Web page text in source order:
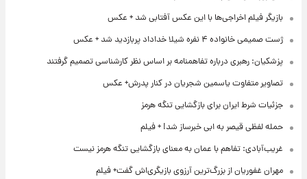
بازیگر فیلم اخراجی‌ها با این عکس آفتابی شد + عکس
ژست صمیمی خانواده ۴ نفره شیلا خداداد پربازدید شد + عکس
پزشکیان: رهبری درباره تفاهمنامه بر اساس نظر کارشناسی تصمیم گرفتند
تصاویر متفاوت یاسمین شجریان در کنار پدرش+ عکس
جزئیات شرط ایران برای بازگشایی تنگه هرمز
حمله لفظی قیصر به ابی خبرساز شد! + فیلم
غریب‌آبادی: تفاهم با عمان به معنای بازگشایی تنگه هرمز نیست
مهران غفوریان از بزرگ‌ترین آرزوی بازیگری‌اش گفت+ فیلم